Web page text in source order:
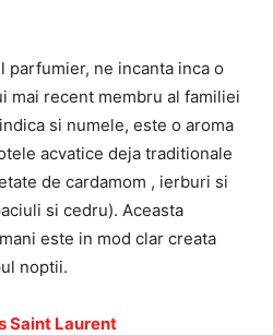
ne incanta inca o
mai recent membru al familiei
si numele, este o aroma
acvatice deja traditionale
de cardamom , ierburi si
si cedru). Aceasta
este in mod clar creata
noptii.
Saint Laurent